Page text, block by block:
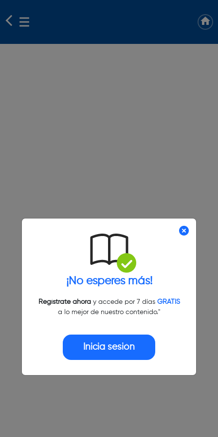
¡No esperes más!
Regístrate ahoray accede por 7 días GRATIS
a lo mejor de nuestro contenido."
Inicia sesión